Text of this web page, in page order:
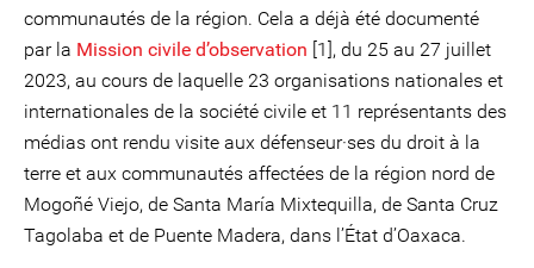
communautés de la région. Cela a déjà été documenté
par la Mission civile d’observation [1], du 25 au 27 juillet
2023, au cours de laquelle 23 organisations nationales et
internationales de la société civile et 11 représentants des
médias ont rendu visite aux défenseur·ses du droit à la
terre et aux communautés affectées de la région nord de
Mogoñé Viejo, de Santa María Mixtequilla, de Santa Cruz
Tagolaba et de Puente Madera, dans l’État d’Oaxaca.